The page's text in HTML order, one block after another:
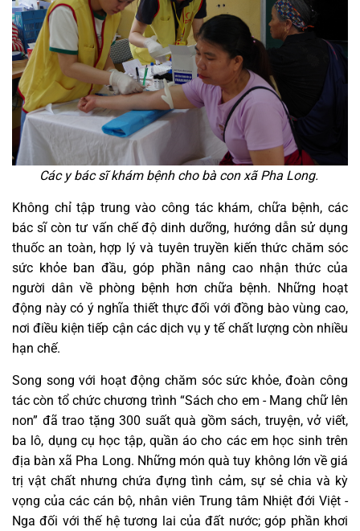
Các y bác sĩ khám bệnh cho bà con xã Pha Long.
Không chỉ tập trung vào công tác khám, chữa bệnh, các
bác sĩ còn tư vấn chế độ dinh dưỡng, hướng dẫn sử dụng
thuốc an toàn, hợp lý và tuyên truyền kiến thức chăm sóc
sức khỏe ban đầu, góp phần nâng cao nhận thức của
người dân về phòng bệnh hơn chữa bệnh. Những hoạt
động này có ý nghĩa thiết thực đối với đồng bào vùng cao,
nơi điều kiện tiếp cận các dịch vụ y tế chất lượng còn nhiều
hạn chế.
Song song với hoạt động chăm sóc sức khỏe, đoàn công
tác còn tổ chức chương trình “Sách cho em - Mang chữ lên
non” đã trao tặng 300 suất quà gồm sách, truyện, vở viết,
ba lô, dụng cụ học tập, quần áo cho các em học sinh trên
địa bàn xã Pha Long. Những món quà tuy không lớn về giá
trị vật chất nhưng chứa đựng tình cảm, sự sẻ chia và kỳ
vọng của các cán bộ, nhân viên Trung tâm Nhiệt đới Việt -
Nga đối với thế hệ tương lai của đất nước; góp phần khơi